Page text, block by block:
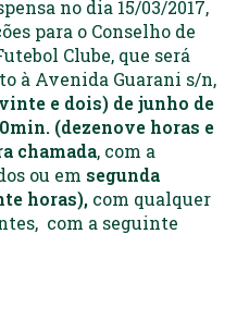
no dia 15/03/2017,
para o Conselho de
Clube, que será
à Avenida Guarani s/n,
e dois) de junho de
(dezenove horas e
chamada, com a
ou em segunda
horas), com qualquer
com a seguinte